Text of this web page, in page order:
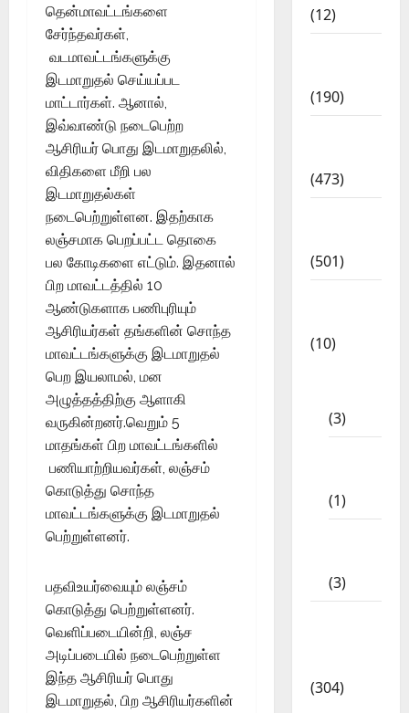
தென்மாவட்டங்களை
சேர்ந்தவர்கள்,
வடமாவட்டங்களுக்கு
இடமாறுதல் செய்யப்பட
மாட்டார்கள். ஆனால்,
இவ்வாண்டு நடைபெற்ற
ஆசிரியர் பொது இடமாறுதலில்,
விதிகளை மீறி பல
இடமாறுதல்கள்
நடைபெற்றுள்ளன. இதற்காக
லஞ்சமாக பெறப்பட்ட தொகை
பல கோடிகளை எட்டும். இதனால்
பிற மாவட்டத்தில் 10
ஆண்டுகளாக பணிபுரியும்
ஆசிரியர்கள் தங்களின் சொந்த
மாவட்டங்களுக்கு இடமாறுதல்
பெற இயலாமல், மன
அழுத்தத்திற்கு ஆளாகி
வருகின்றனர்.வெறும் 5
மாதங்கள் பிற மாவட்டங்களில்
பணியாற்றியவர்கள், லஞ்சம்
கொடுத்து சொந்த
மாவட்டங்களுக்கு இடமாறுதல்
பெற்றுள்ளனர்.
பதவிஉயர்வையும் லஞ்சம்
கொடுத்து பெற்றுள்ளனர்.
வெளிப்படையின்றி, லஞ்ச
அடிப்படையில் நடைபெற்றுள்ள
இந்த ஆசிரியர் பொது
இடமாறுதல், பிற ஆசிரியர்களின்
(12)
(190)
(473)
(501)
(10)
(3)
(1)
(3)
(304)